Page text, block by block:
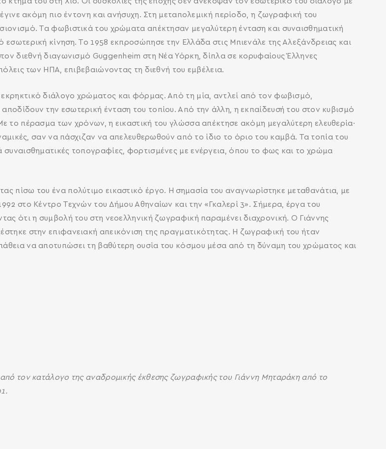
ακόμη πιο έντονη και ανήσυχη. Στη μεταπολεμική περίοδο, η ζωγραφική του
Τα φωβιστικά του χρώματα απέκτησαν μεγαλύτερη ένταση και συναισθηματική
κίνηση. Το 1958 εκπροσώπησε την Ελλάδα στις Μπιενάλε της Αλεξάνδρειας και
διεθνή διαγωνισμό Guggenheim στη Νέα Υόρκη, δίπλα σε κορυφαίους Έλληνες
των ΗΠΑ, επιβεβαιώνοντας τη διεθνή του εμβέλεια.
διάλογο χρώματος και φόρμας. Από τη μία, αντλεί από τον φωβισμό,
την εσωτερική ένταση του τοπίου. Από την άλλη, η εκπαίδευσή του στον κυβισμό
το πέρασμα των χρόνων, η εικαστική του γλώσσα απέκτησε ακόμη μεγαλύτερη ελευθερία·
σαν να πάσχιζαν να απελευθερωθούν από το ίδιο το όριο του καμβά. Τα τοπία του
συναισθηματικές τοπογραφίες, φορτισμένες με ενέργεια, όπου το φως και το χρώμα
πίσω του ένα πολύτιμο εικαστικό έργο. Η σημασία του αναγνωρίστηκε μεταθανάτια, με
στο Κέντρο Τεχνών του Δήμου Αθηναίων και την «Γκαλερί 3». Σήμερα, έργα του
ότι η συμβολή του στη νεοελληνική ζωγραφική παραμένει διαχρονική. Ο Γιάννης
στην επιφανειακή απεικόνιση της πραγματικότητας. Η ζωγραφική του ήταν
να αποτυπώσει τη βαθύτερη ουσία του κόσμου μέσα από τη δύναμη του χρώματος και
τον κατάλογο της αναδρομικής έκθεσης ζωγραφικής του Γιάννη Μηταράκη από το